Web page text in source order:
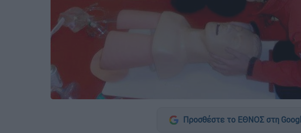
Προσθέστε το ΕΘΝΟΣ στη